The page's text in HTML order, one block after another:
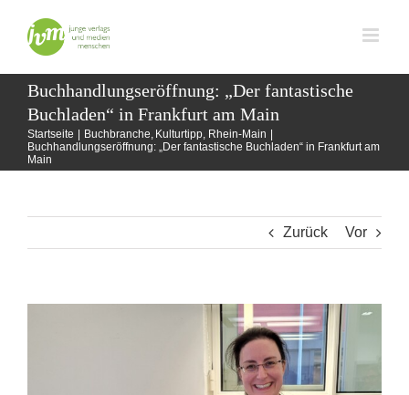
Inhalt
springen
Buchhandlungseröffnung: „Der fantastische
Buchladen“ in Frankfurt am Main
Startseite Buchbranche Kulturtipp Rhein-Main
Buchhandlungseröffnung: „Der fantastische Buchladen“ in Frankfurt am
Main
Zurück Vor